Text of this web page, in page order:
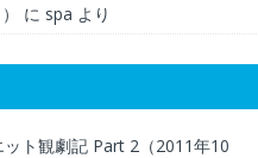
に spa より
ット観劇記 Part 2（2011年10